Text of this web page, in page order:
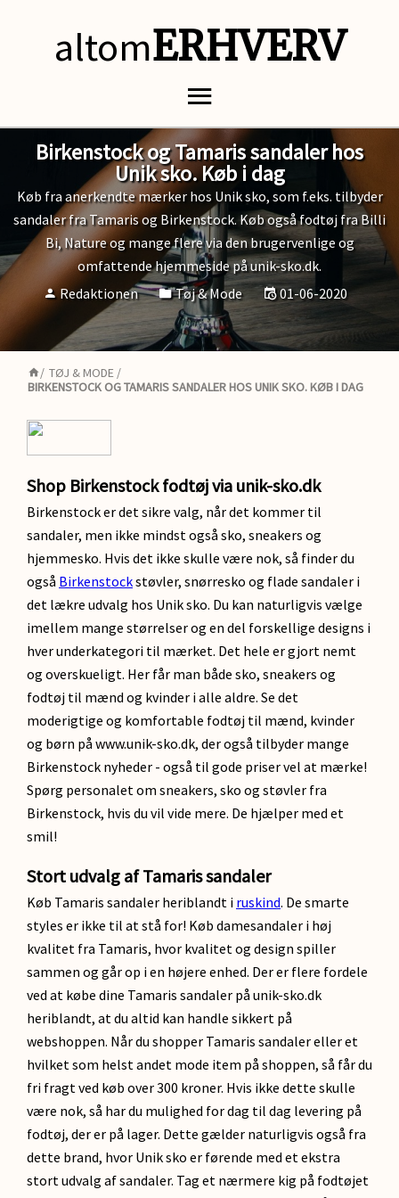
altomERHVERV
Birkenstock og Tamaris sandaler hos
Unik sko. Køb i dag
Køb fra anerkendte mærker hos Unik sko, som f.eks. tilbyder
sandaler fra Tamaris og Birkenstock. Køb også fodtøj fra Billi
Bi, Nature og mange flere via den brugervenlige og
omfattende hjemmeside på unik-sko.dk.
Redaktionen
Tøj & Mode 01-06-2020
/ TØJ & MODE /
BIRKENSTOCK OG TAMARIS SANDALER HOS UNIK SKO. KØB I DAG
Shop Birkenstock fodtøj via unik-sko.dk
Birkenstock er det sikre valg, når det kommer til
sandaler, men ikke mindst også sko, sneakers og
hjemmesko. Hvis det ikke skulle være nok, så finder du
også Birkenstockstøvler, snørresko og flade sandaler i
det lækre udvalg hos Unik sko. Du kan naturligvis vælge
imellem mange størrelser og en del forskellige designs i
hver underkategori til mærket. Det hele er gjort nemt
og overskueligt. Her får man både sko, sneakers og
fodtøj til mænd og kvinder i alle aldre. Se det
moderigtige og komfortable fodtøj til mænd, kvinder
og børn på www.unik-sko.dk, der også tilbyder mange
Birkenstock nyheder - også til gode priser vel at mærke!
Spørg personalet om sneakers, sko og støvler fra
Birkenstock, hvis du vil vide mere. De hjælper med et
smil!
Stort udvalg af Tamaris sandaler
Køb Tamaris sandaler heriblandt i ruskind. De smarte
styles er ikke til at stå for! Køb damesandaler i høj
kvalitet fra Tamaris, hvor kvalitet og design spiller
sammen og går op i en højere enhed. Der er flere fordele
ved at købe dine Tamaris sandaler på unik-sko.dk
heriblandt, at du altid kan handle sikkert på
webshoppen. Når du shopper Tamaris sandaler eller et
hvilket som helst andet mode item på shoppen, så får du
fri fragt ved køb over 300 kroner. Hvis ikke dette skulle
være nok, så har du mulighed for dag til dag levering på
fodtøj, der er på lager. Dette gælder naturligvis også fra
dette brand, hvor Unik sko er førende med et ekstra
stort udvalg af sandaler. Tag et nærmere kig på fodtøjet